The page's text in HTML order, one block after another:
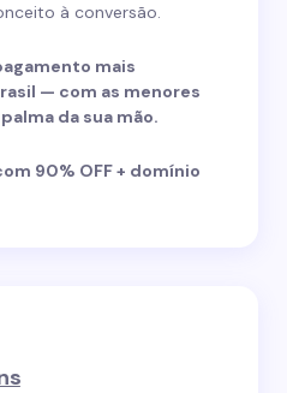
à conversão.
mais
— com as menores
da sua mão.
90% OFF + domínio